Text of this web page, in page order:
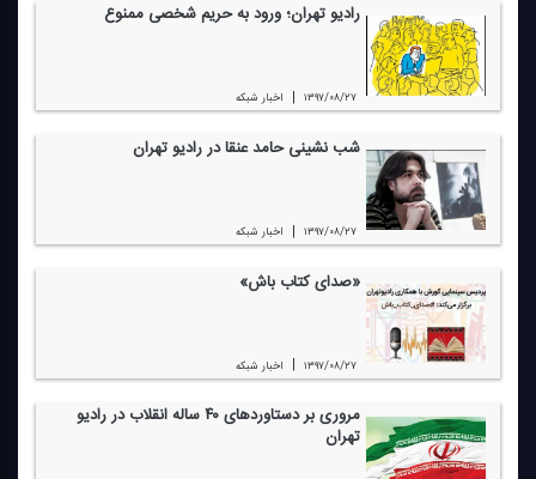
رادیو تهران؛ ورود به حریم شخصی ممنوع
۱۳۹۷/۰۸/۲۷ | اخبار شبكه
شب نشینی حامد عنقا در رادیو تهران
۱۳۹۷/۰۸/۲۷ | اخبار شبكه
«صدای كتاب باش»
۱۳۹۷/۰۸/۲۷ | اخبار شبكه
مروری بر دستاوردهای ۴۰ ساله انقلاب در رادیو
تهران